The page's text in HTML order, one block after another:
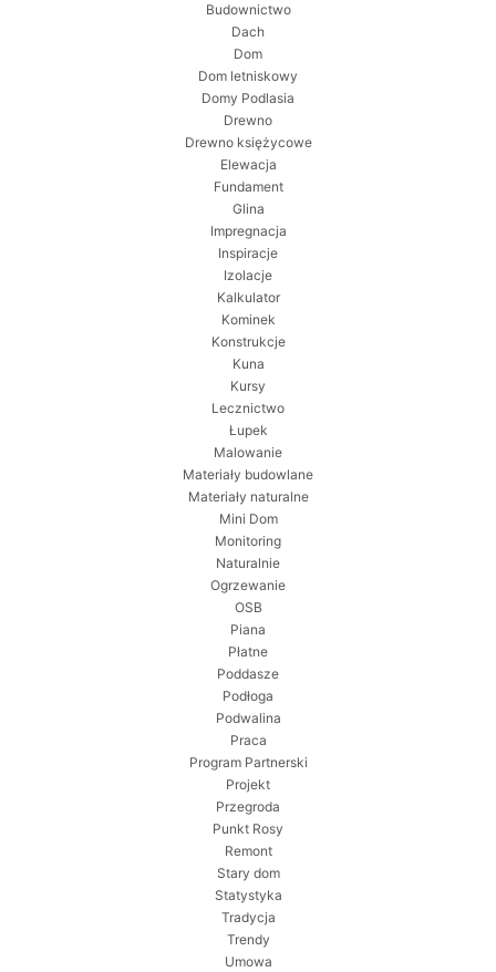
Budownictwo
Dach
Dom
Dom letniskowy
Domy Podlasia
Drewno
Drewno księżycowe
Elewacja
Fundament
Glina
Impregnacja
Inspiracje
Izolacje
Kalkulator
Kominek
Konstrukcje
Kuna
Kursy
Lecznictwo
Łupek
Malowanie
Materiały budowlane
Materiały naturalne
Mini Dom
Monitoring
Naturalnie
Ogrzewanie
OSB
Piana
Płatne
Poddasze
Podłoga
Podwalina
Praca
Program Partnerski
Projekt
Przegroda
Punkt Rosy
Remont
Stary dom
Statystyka
Tradycja
Trendy
Umowa